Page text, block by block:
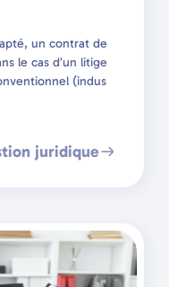
un contrat de
le cas d’un litige
(indus
juridique